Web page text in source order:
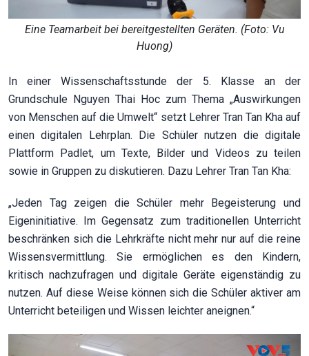
Eine Teamarbeit bei bereitgestellten Geräten. (Foto: Vu
Huong)
In einer Wissenschaftsstunde der 5. Klasse an der
Grundschule Nguyen Thai Hoc zum Thema „Auswirkungen
von Menschen auf die Umwelt“ setzt Lehrer Tran Tan Kha auf
einen digitalen Lehrplan. Die Schüler nutzen die digitale
Plattform Padlet, um Texte, Bilder und Videos zu teilen
sowie in Gruppen zu diskutieren. Dazu Lehrer Tran Tan Kha:
„Jeden Tag zeigen die Schüler mehr Begeisterung und
Eigeninitiative. Im Gegensatz zum traditionellen Unterricht
beschränken sich die Lehrkräfte nicht mehr nur auf die reine
Wissensvermittlung. Sie ermöglichen es den Kindern,
kritisch nachzufragen und digitale Geräte eigenständig zu
nutzen. Auf diese Weise können sich die Schüler aktiver am
Unterricht beteiligen und Wissen leichter aneignen.“